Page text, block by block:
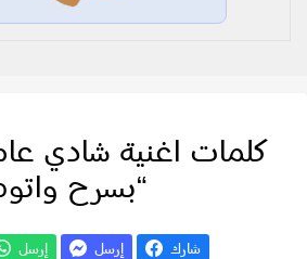
كلمات اغنية شادي
“بسرح
شارك إرسل إرسل